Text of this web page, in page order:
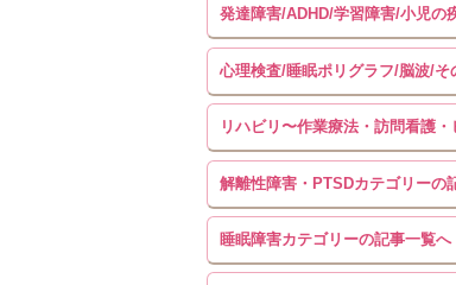
発達障害/ADHD/学習障害/小児の
心理検査/睡眠ポリグラフ/脳波/
リハビリ〜作業療法・訪問看護
解離性障害・PTSDカテゴリーの
睡眠障害カテゴリーの記事一覧へ